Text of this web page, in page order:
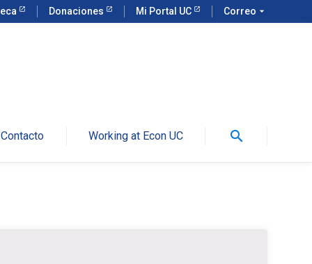
Donaciones Mi Portal UC Correo arrow_drop_down
Contacto Working at Econ UC search